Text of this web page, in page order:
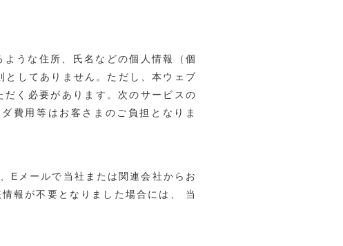
うな住所、氏名などの個人情報（個
してありません。ただし、本ウェブ
く必要があります。次のサービスの
費用等はお客さまのご負担となりま
Eメールで当社または関連会社からお
報が不要となりました場合には、 当